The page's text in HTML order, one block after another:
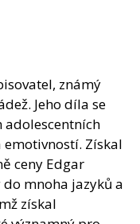
známý
Jeho díla se
Získal
ceny Edgar
mnoha jazyků a
získal